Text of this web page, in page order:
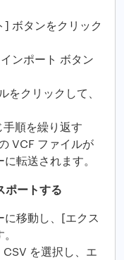
ボタンをクリック
ンポート ボタン
をクリックして、
順を繰り返す
VCF ファイルが
転送されます。
ポートする
移動し、[エクス
を選択し、エ